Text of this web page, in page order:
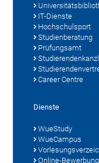
IT-Dienste
Hochschulsport
Studienberatung
Prüfungsamt
Career Centre
Dienste
WueStudy
WueCampus
Online-